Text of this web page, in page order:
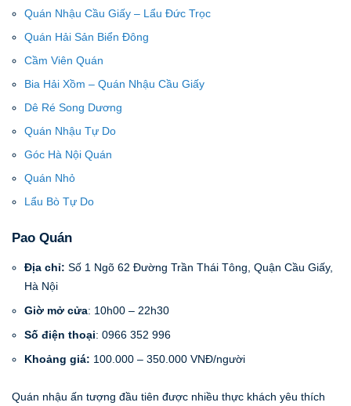
Quán Nhậu Cầu Giấy – Lẩu Đức Trọc
Quán Hải Sản Biển Đông
Cầm Viên Quán
Bia Hải Xồm – Quán Nhậu Cầu Giấy
Dê Ré Song Dương
Quán Nhậu Tự Do
Góc Hà Nội Quán
Quán Nhỏ
Lẩu Bò Tự Do
Pao Quán
Địa chỉ: Số 1 Ngõ 62 Đường Trần Thái Tông, Quận Cầu Giấy,
Hà Nội
Giờ mở cửa: 10h00 – 22h30
Số điện thoại: 0966 352 996
Khoảng giá: 100.000 – 350.000 VNĐ/người
Quán nhậu ấn tượng đầu tiên được nhiều thực khách yêu thích